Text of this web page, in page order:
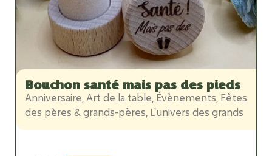
Bouchon santé mais pas des pieds
Anniversaire Art de la table Évènements Fêtes
des pères & grands-pères L'univers des grands